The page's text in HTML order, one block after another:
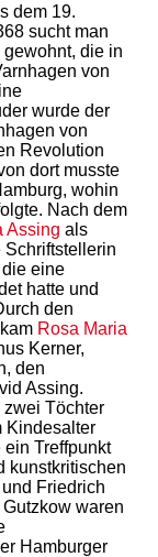
dem 19.
sucht man
gewohnt, die in
von
wurde der
von
Revolution
dort musste
wohin
Nach dem
Assing als
Schriftstellerin
eine
hatte und
den
Rosa Maria
Kerner,
den
Assing.
zwei Töchter
Kindesalter
ein Treffpunkt
kunstkritischen
und Friedrich
waren
Hamburger